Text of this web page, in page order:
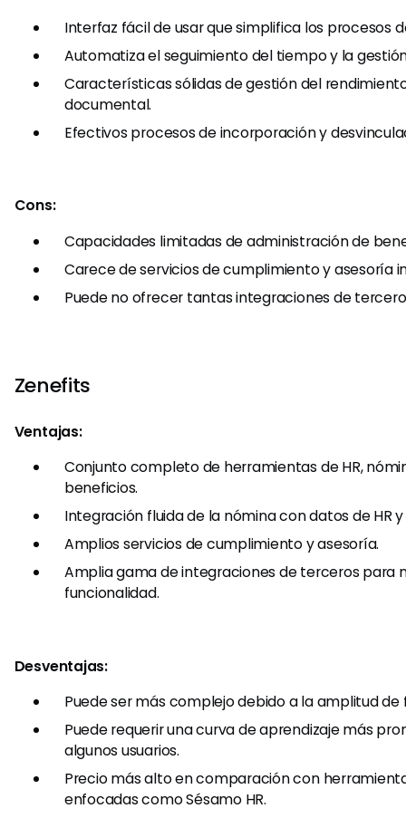
Interfaz fácil de usar que simplifica los procesos
Automatiza el seguimiento del tiempo y la
Características sólidas de gestión del
documental.
Efectivos procesos de incorporación y
Cons:
Capacidades limitadas de administración de
Carece de servicios de cumplimiento y asesoría
Puede no ofrecer tantas integraciones de
Zenefits
Ventajas:
Conjunto completo de herramientas de HR,
beneficios.
Integración fluida de la nómina con datos de HR
Amplios servicios de cumplimiento y asesoría.
Amplia gama de integraciones de terceros para
funcionalidad.
Desventajas:
Puede ser más complejo debido a la amplitud de
Puede requerir una curva de aprendizaje más
algunos usuarios.
Precio más alto en comparación con
enfocadas como Sésamo HR.